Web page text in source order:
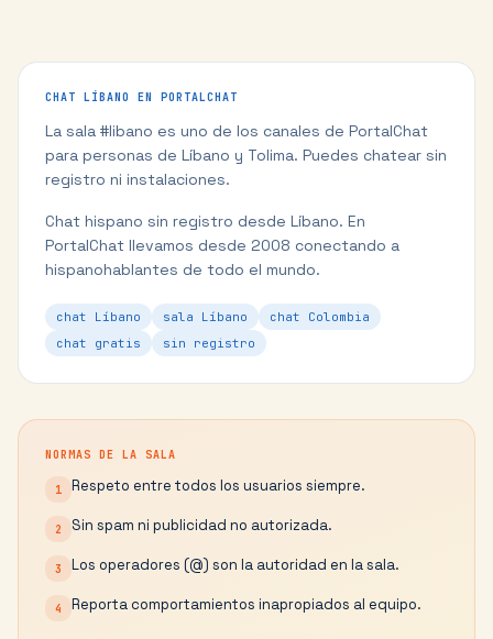
CHAT LÍBANO EN PORTALCHAT
La sala #libano es uno de los canales de PortalChat
para personas de Líbano y Tolima. Puedes chatear sin
registro ni instalaciones.
Chat hispano sin registro desde Líbano. En
PortalChat llevamos desde 2008 conectando a
hispanohablantes de todo el mundo.
chat Líbano sala Líbano
chat Colombia
chat gratis
sin registro
NORMAS DE LA SALA
1 Respeto entre todos los usuarios siempre.
2 Sin spam ni publicidad no autorizada.
3 Los operadores (@) son la autoridad en la sala.
4 Reporta comportamientos inapropiados al equipo.